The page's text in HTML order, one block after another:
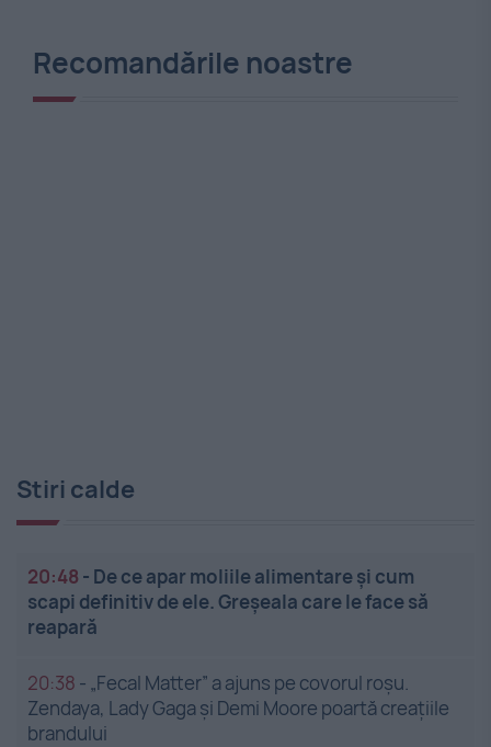
Recomandările noastre
Stiri calde
20:48 - De ce apar moliile alimentare și cum
scapi definitiv de ele. Greșeala care le face să
reapară
20:38 - „Fecal Matter” a ajuns pe covorul roșu.
Zendaya, Lady Gaga și Demi Moore poartă creațiile
brandului